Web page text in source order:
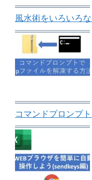
風水術をいろいろ
コマンドプロンプ